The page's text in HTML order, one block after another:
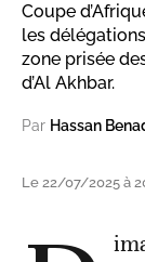
Coupe
les
zone prisée
d’Al Akhbar.
Par Hassan
Le 22/07/2025 à